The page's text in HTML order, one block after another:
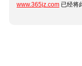
www.365jz.com 已经将